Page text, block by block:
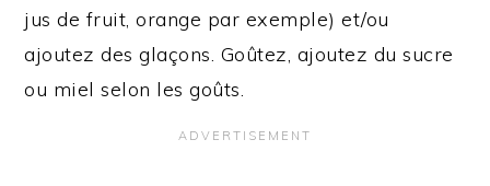
jus de fruit, orange par exemple) et/ou
ajoutez des glaçons. Goûtez, ajoutez du sucre
ou miel selon les goûts.